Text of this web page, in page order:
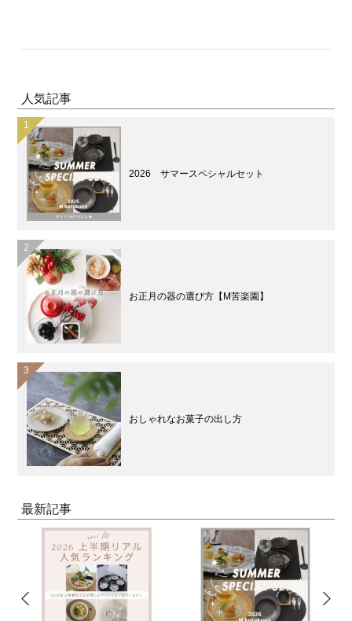
人気記事
2026 サマースペシャルセット
お正月の器の選び方【M苦楽園】
おしゃれなお菓子の出し方
最新記事